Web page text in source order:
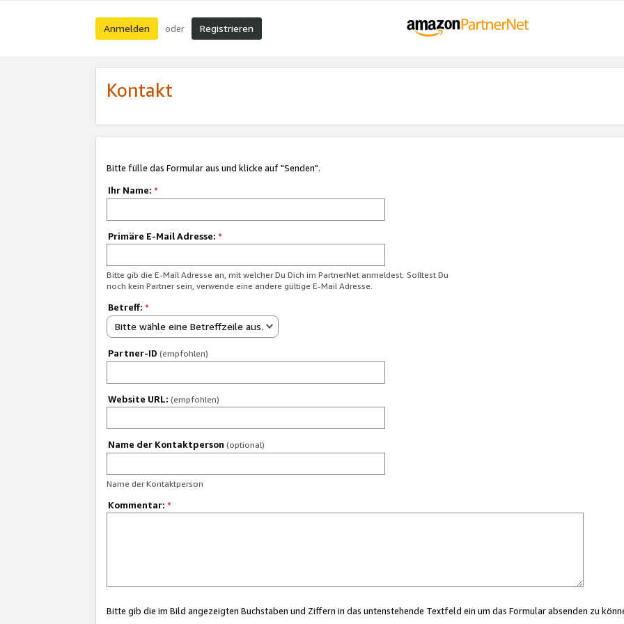
Anmelden oder Registrieren
Kontakt
Bitte fülle das Formular aus und klicke auf "Senden".
Ihr Name: *
Primäre E-Mail Adresse: *
Bitte gib die E-Mail Adresse an, mit welcher Du Dich im PartnerNet anmeldest. Solltest Du
noch kein Partner sein, verwende eine andere gültige E-Mail Adresse.
Betreff: *
Bitte wähle eine Betreffzeile aus.
Partner-ID (empfohlen)
Website URL: (empfohlen)
Name der Kontaktperson (optional)
Name der Kontaktperson
Kommentar: *
Bitte gib die im Bild angezeigten Buchstaben und Ziffern in das untenstehende Textfeld ein um das Formular absenden zu